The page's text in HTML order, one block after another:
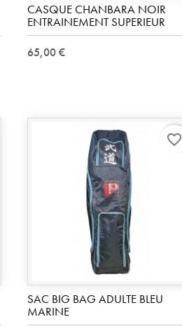
CASQUE CHANBARA NOIR
ENTRAINEMENT SUPERIEUR
65,00 €
SAC BIG BAG ADULTE BLEU
MARINE
favorite_border